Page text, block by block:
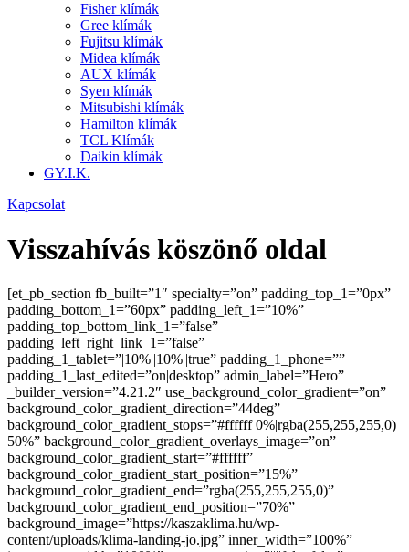
Fisher klímák
Gree klímák
Fujitsu klímák
Midea klímák
AUX klímák
Syen klímák
Mitsubishi klímák
Hamilton klímák
TCL Klímák
Daikin klímák
GY.I.K.
Kapcsolat
Visszahívás köszönő oldal
[et_pb_section fb_built=”1″ specialty=”on” padding_top_1=”0px”
padding_bottom_1=”60px” padding_left_1=”10%”
padding_top_bottom_link_1=”false”
padding_left_right_link_1=”false”
padding_1_tablet=”|10%||10%||true” padding_1_phone=””
padding_1_last_edited=”on|desktop” admin_label=”Hero”
_builder_version=”4.21.2″ use_background_color_gradient=”on”
background_color_gradient_direction=”44deg”
background_color_gradient_stops=”#ffffff 0%|rgba(255,255,255,0)
50%” background_color_gradient_overlays_image=”on”
background_color_gradient_start=”#ffffff”
background_color_gradient_start_position=”15%”
background_color_gradient_end=”rgba(255,255,255,0)”
background_color_gradient_end_position=”70%”
background_image=”https://kaszaklima.hu/wp-
content/uploads/klima-landing-jo.jpg” inner_width=”100%”